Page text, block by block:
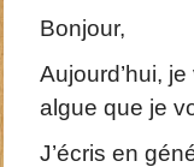
Bonjour,
Aujourd’hui,
algue que je
J’écris en